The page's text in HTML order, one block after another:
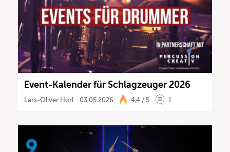
Event-Kalender für Schlagzeuger 2026
Lars-Oliver Horl 03.05.2026 4,4 / 5 1